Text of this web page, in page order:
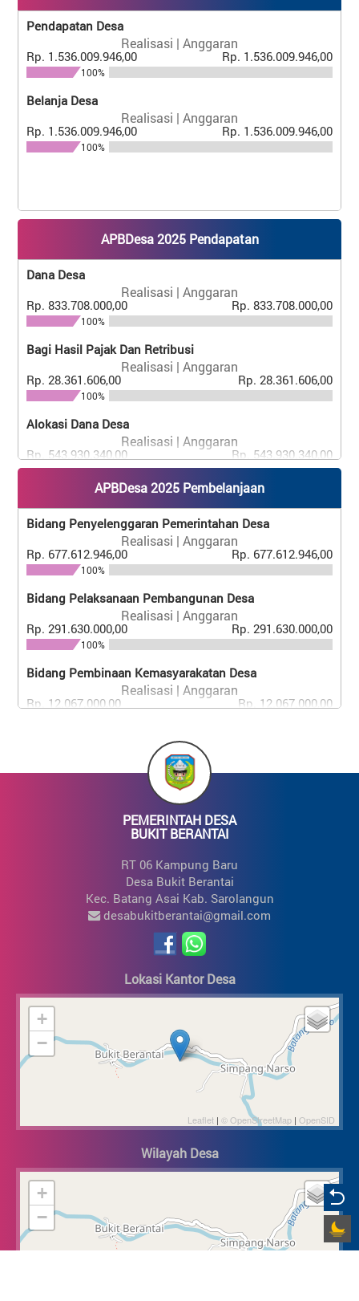
Pendapatan Desa
Realisasi | Anggaran
Rp. 1.536.009.946,00 Rp. 1.536.009.946,00
Belanja Desa
Realisasi | Anggaran
Rp. 1.536.009.946,00 Rp. 1.536.009.946,00
APBDesa 2025 Pendapatan
Dana Desa
Realisasi | Anggaran
Rp. 833.708.000,00 Rp. 833.708.000,00
Bagi Hasil Pajak Dan Retribusi
Realisasi | Anggaran
Rp. 28.361.606,00 Rp. 28.361.606,00
Alokasi Dana Desa
Realisasi | Anggaran
Rp. 543.930.340,00 Rp. 543.930.340,00
100%
Bantuan Keuangan Provinsi
Realisasi | Anggaran
Rp. 130.000.000,00 Rp. 130.000.000,00
100%
Bunga Bank
Realisasi | Anggaran
Rp. 10.000,00
100%
APBDesa 2025 Pembelanjaan
Bidang Penyelenggaran Pemerintahan Desa
Realisasi | Anggaran
Rp. 677.612.946,00 Rp. 677.612.946,00
Bidang Pelaksanaan Pembangunan Desa
Realisasi | Anggaran
Rp. 291.630.000,00 Rp. 291.630.000,00
Bidang Pembinaan Kemasyarakatan Desa
Realisasi | Anggaran
Rp. 12.067.000,00 Rp. 12.067.000,00
Bidang Pemberdayaan Masyarakat Desa
Realisasi | Anggaran
Rp. 45.000.000,00 Rp. 45.000.000,00
100%
Bidang Penanggulangan Bencana, Darurat Dan
Rp. 509.700.000,00 Rp. 509.700.000,00
100%
PEMERINTAH DESA
BUKIT BERANTAI
RT 06 Kampung Baru
Desa Bukit Berantai
Kec. Batang Asai Kab. Sarolangun
desabukitberantai@gmail.com
Lokasi Kantor Desa
+
−
Leaflet | © OpenStreetMap | OpenSID
Wilayah Desa
+
−